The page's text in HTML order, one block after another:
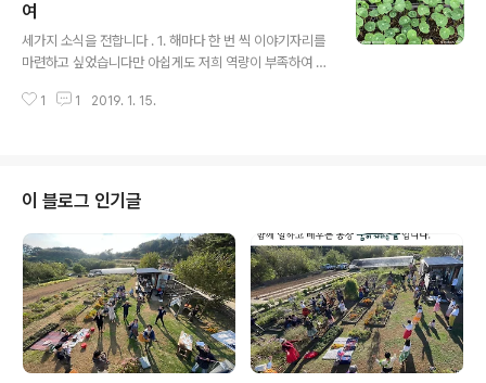
상자를 가져오시면 들고 가시기 좋아요~ 2019 모종장 모
종목록 모종목록을 보내주신 순으로 정리했습니다. 꿈이자
라는뜰 www.greencarefarm.org 피망, 가지, 애호박,
단호박, 검은수박, 복수박 노란참외, 사과참외, 다다기오이,
피클오이 큰토마토, 대추토마토, 방울토마토, 목화, 후쿠시
여
세가지 소식을 전합니다 . 1. 해마다 한 번 씩 이야기자리를
마련하고 싶었습니다만 아쉽게도 저희 역량이 부족하여 지
않은 일이지만 그래도 미안하고 아쉬운 마음이 남습니다.
호지지와 연결을 바탕으로 이야기 자리가 열리기를 희망합
니다. 2. 지난 해 가을, 그물코 출판사 사정으로 2019년 다
이어리판을 만들지 못했습니다. 언제 나오는지 물어봐주시
고, 기다려주신 분들께 고맙고 죄송한 마음입니다. 학생들
을 위한 판형을 만들 것인지 살피는 중이니 곧 소식 전하겠
습니..
1 1 2019. 1. 15.
이 블로그 인기글